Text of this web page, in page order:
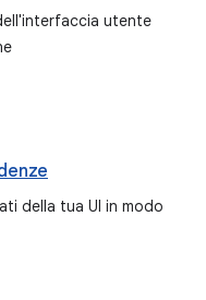
utente
della tua UI in modo